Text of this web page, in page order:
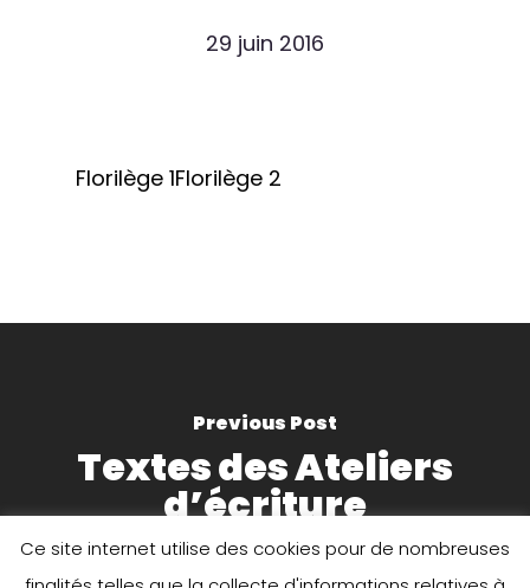
29 juin 2016
Florilège 1Florilège 2
Previous Post
Textes des Ateliers
d’écriture
Ce site internet utilise des cookies pour de nombreuses